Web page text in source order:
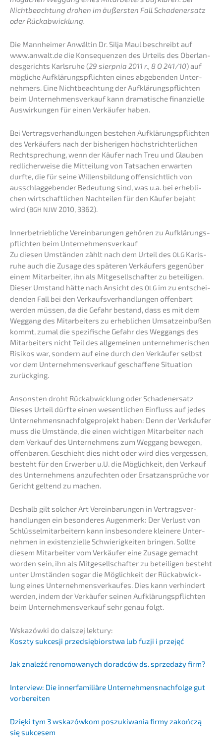
Nicht­be­ach­tung drohen im äußers­ten Fall Schaden­er­satz
oder Rückabwicklung.
Die Mannhei­mer Anwäl­tin Dr. Silja Maul beschreibt auf
www.anwalt.de die Konse­quen­zen des Urteils des Oberlan­
des­ge­richts Karls­ru­he (29 sierpnia 2011 r., 8 O 241/10) auf
mögli­che Aufklä­rungs­pflich­ten eines abgeben­den Unter­
neh­mers. Eine Nicht­be­ach­tung der Aufklä­rungs­pflich­ten
beim Unter­nehmens­verkauf kann drama­ti­sche finan­zi­el­le
Auswir­kun­gen für einen Verkäu­fer haben.
Bei Vertrags­ver­hand­lun­gen bestehen Aufklä­rungs­pflich­ten
des Verkäu­fers nach der bishe­ri­gen höchst­rich­ter­li­chen
Recht­spre­chung, wenn der Käufer nach Treu und Glauben
redli­cher­wei­se die Mittei­lung von Tatsa­chen erwar­ten
durfte, die für seine Willens­bil­dung offen­sicht­lich von
ausschlag­ge­ben­der Bedeu­tung sind, was u.a. bei erheb­li­
chen wirtschaft­li­chen Nachtei­len für den Käufer bejaht
wird (BGH NJW 2010, 3362).
Inner­be­trieb­li­che Verein­ba­run­gen gehören zu Aufklä­rungs­
pflich­ten beim Unternehmensverkauf
Zu diesen Umstän­den zählt nach dem Urteil des OLG Karls­
ru­he auch die Zusage des späte­ren Verkäu­fers gegen­über
einem Mitar­bei­ter, ihn als Mitge­sell­schaf­ter zu betei­li­gen.
Dieser Umstand hätte nach Ansicht des OLG im zu entschei­
den­den Fall bei den Verkaufs­ver­hand­lun­gen offen­bart
werden müssen, da die Gefahr bestand, dass es mit dem
Weggang des Mitar­bei­ters zu erheb­li­chen Umsatz­ein­bu­ßen
kommt, zumal die spezi­fi­sche Gefahr des Weggangs des
Mitar­bei­ters nicht Teil des allge­mei­nen unter­neh­me­ri­schen
Risikos war, sondern auf eine durch den Verkäu­fer selbst
vor dem Unter­nehmens­verkauf geschaf­fe­ne Situa­ti­on
zurückging.
Ansons­ten droht Rückab­wick­lung oder Schadenersatz
Dieses Urteil dürfte einen wesent­li­chen Einfluss auf jedes
Unter­neh­mens­nach­fol­ge­pro­jekt haben: Denn der Verkäu­fer
muss die Umstän­de, die einen wichti­gen Mitar­bei­ter nach
dem Verkauf des Unter­neh­mens zum Weggang bewegen,
offen­ba­ren. Geschieht dies nicht oder wird dies verges­sen,
besteht für den Erwer­ber u.U. die Möglich­keit, den Verkauf
des Unter­neh­mens anzufech­ten oder Ersatz­an­sprü­che vor
Gericht geltend zu machen.
Deshalb gilt solcher Art Verein­ba­run­gen in Vertrags­ver­
hand­lun­gen ein beson­de­res Augen­merk: Der Verlust von
Schlüs­sel­mit­ar­bei­tern kann insbe­son­de­re kleine­re Unter­
neh­men in existen­zi­el­le Schwie­rig­kei­ten bringen. Sollte
diesem Mitar­bei­ter vom Verkäu­fer eine Zusage gemacht
worden sein, ihn als Mitge­sell­schaf­ter zu betei­li­gen besteht
unter Umstän­den sogar die Möglich­keit der Rückab­wick­
lung eines Unter­neh­mens­ver­kau­fes. Dies kann verhin­dert
werden, indem der Verkäu­fer seinen Aufklä­rungs­pflich­ten
beim Unter­nehmens­verkauf sehr genau folgt.
Wskazów­ki do dalszej lektury:
Koszty sukces­ji przedsię­bi­orst­wa lub fuzji i przejęć
Jak znaleźć renomo­wanych dorad­ców ds. sprze­daży firm?
Inter­view: Die inner­fa­mi­liä­re Unternehmens­nachfolge gut
vorbereiten
Dzięki tym 3 wskazów­kom poszu­ki­wa­nia firmy zakońc­zą
się sukcesem